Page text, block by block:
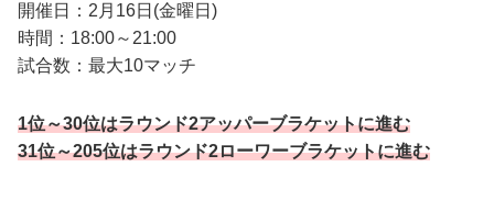
開催日：2月16日(金曜日)
時間：18:00～21:00
試合数：最大10マッチ
1位～30位はラウンド2アッパーブラケットに進む
31位～205位はラウンド2ローワーブラケットに進む